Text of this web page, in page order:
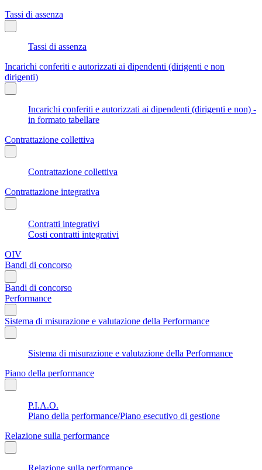
Tassi di assenza
Tassi di assenza
Incarichi conferiti e autorizzati ai dipendenti (dirigenti e non
dirigenti)
Incarichi conferiti e autorizzati ai dipendenti (dirigenti e non) -
in formato tabellare
Contrattazione collettiva
Contrattazione collettiva
Contrattazione integrativa
Contratti integrativi
Costi contratti integrativi
OIV
Bandi di concorso
Bandi di concorso
Performance
Sistema di misurazione e valutazione della Performance
Sistema di misurazione e valutazione della Performance
Piano della performance
P.I.A.O.
Piano della performance/Piano esecutivo di gestione
Relazione sulla performance
Relazione sulla performance